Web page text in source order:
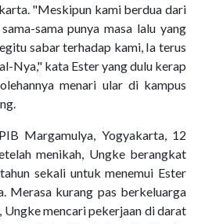
"Meskipun kami berdua dari
sama punya masa lalu yang
sabar terhadap kami, Ia terus
Nya," kata Ester yang dulu kerap
menari ular di kampus
Margamulya, Yogyakarta, 12
menikah, Ungke berangkat
sekali untuk menemui Ester
Merasa kurang pas berkeluarga
Ungke mencari pekerjaan di darat